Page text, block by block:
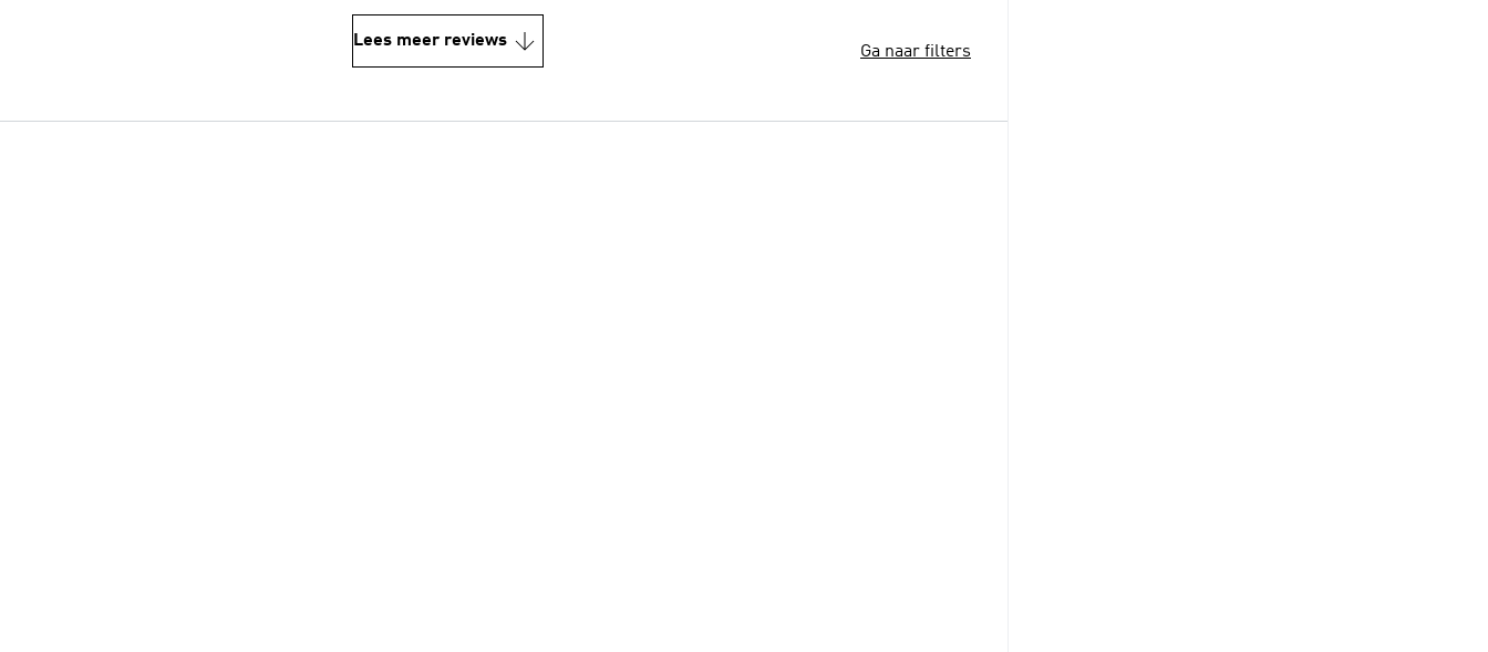
Lees meer reviews
Ga naar filters